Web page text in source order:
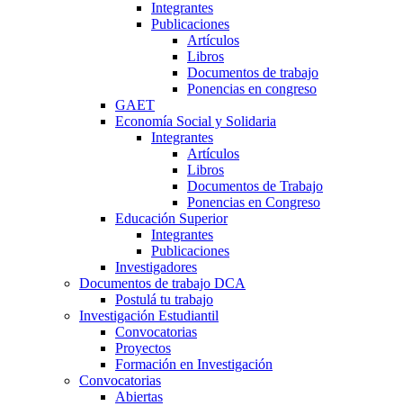
Integrantes
Publicaciones
Artículos
Libros
Documentos de trabajo
Ponencias en congreso
GAET
Economía Social y Solidaria
Integrantes
Artículos
Libros
Documentos de Trabajo
Ponencias en Congreso
Educación Superior
Integrantes
Publicaciones
Investigadores
Documentos de trabajo DCA
Postulá tu trabajo
Investigación Estudiantil
Convocatorias
Proyectos
Formación en Investigación
Convocatorias
Abiertas